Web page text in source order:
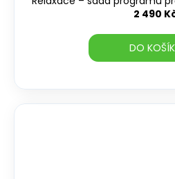
2 490
DO